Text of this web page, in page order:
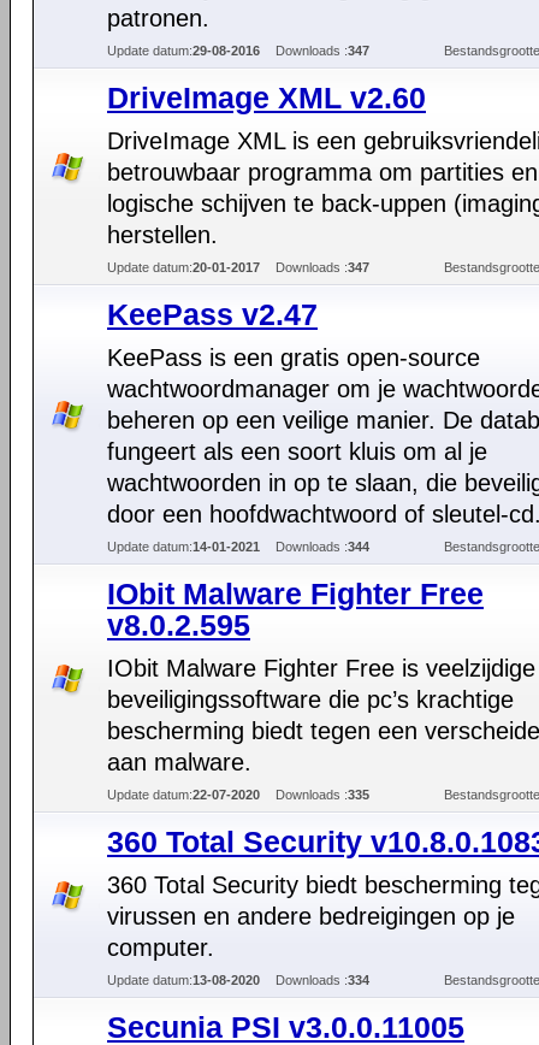
patronen.
Update datum:29-08-2016 Downloads :347
DriveImage XML v2.60
DriveImage XML is een
betrouwbaar programma om partities en
logische schijven te back-uppen
herstellen.
Update datum:20-01-2017 Downloads :347
KeePass v2.47
KeePass is een gratis open-source
wachtwoordmanager om je
beheren op een veilige manier. De
fungeert als een soort kluis om al je
wachtwoorden in op te slaan, die
door een hoofdwachtwoord of sleutel-
Update datum:14-01-2021 Downloads :344
IObit Malware Fighter Free
v8.0.2.595
IObit Malware Fighter Free is veelzijdige
beveiligingssoftware die pc’s krachtige
bescherming biedt tegen een
aan malware.
Update datum:22-07-2020 Downloads :335
360 Total Security
360 Total Security biedt bescherming
virussen en andere bedreigingen op je
computer.
Update datum:13-08-2020 Downloads :334
Secunia PSI v3.0.0.11005